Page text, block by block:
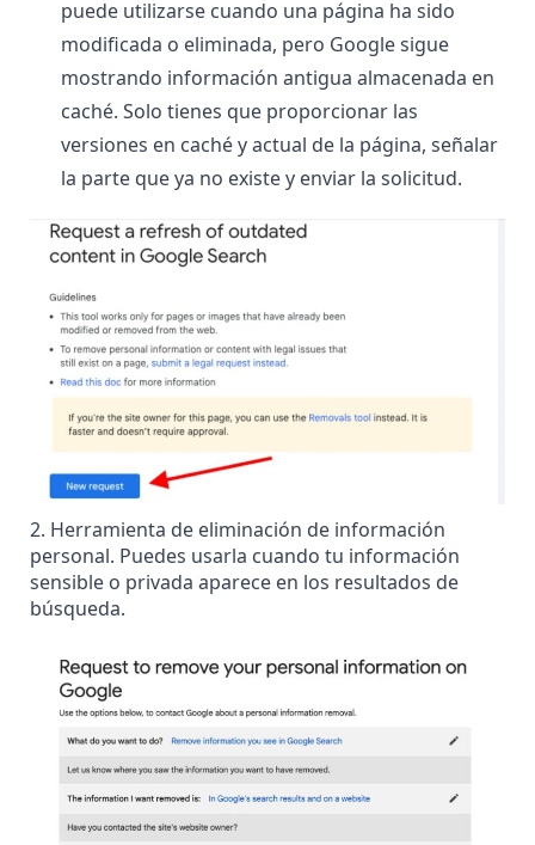
puede utilizarse cuando una página ha sido
modificada o eliminada, pero Google sigue
mostrando información antigua almacenada en
caché. Solo tienes que proporcionar las
versiones en caché y actual de la página, señalar
la parte que ya no existe y enviar la solicitud.
2. Herramienta de eliminación de información
personal. Puedes usarla cuando tu información
sensible o privada aparece en los resultados de
búsqueda.